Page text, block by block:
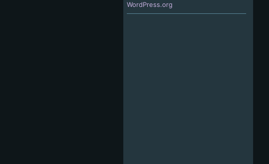
WordPress.org